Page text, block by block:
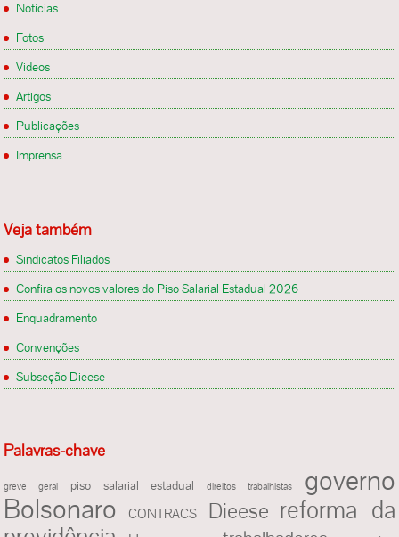
Notícias
Fotos
Videos
Artigos
Publicações
Imprensa
Veja também
Sindicatos Filiados
Confira os novos valores do Piso Salarial Estadual 2026
Enquadramento
Convenções
Subseção Dieese
Palavras-chave
greve geral piso salarial estadual direitos trabalhistas
governo
Bolsonaro
CONTRACS Dieese reforma da